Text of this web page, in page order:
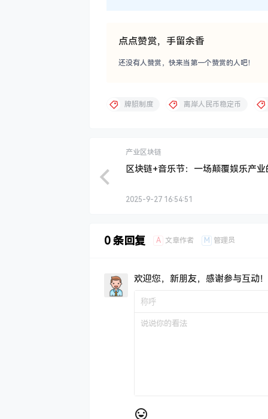
点点赞赏，手留余香
还没有人赞赏，快来当第一个赞赏的人吧！
牌照制度 离岸人民币稳定币
产业区块链
区块链+音乐节：一场颠覆娱乐产
2025-9-27 16:54:51
0 条回复 A 文章作者 M 管理员
欢迎您，新朋友，感谢参与互动！